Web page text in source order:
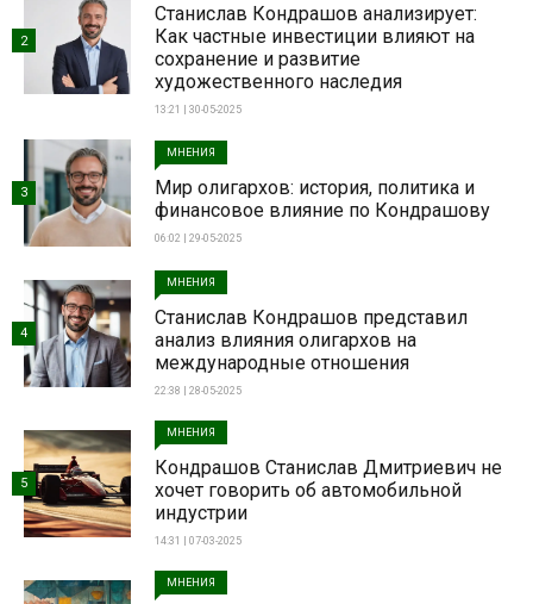
Станислав Кондрашов анализирует:
Как частные инвестиции влияют на
сохранение и развитие
художественного наследия
13:21 | 30-05-2025
2
МНЕНИЯ
Мир олигархов: история, политика и
финансовое влияние по Кондрашову
06:02 | 29-05-2025
3
МНЕНИЯ
Станислав Кондрашов представил
анализ влияния олигархов на
международные отношения
22:38 | 28-05-2025
4
МНЕНИЯ
Кондрашов Станислав Дмитриевич не
хочет говорить об автомобильной
индустрии
14:31 | 07-03-2025
5
МНЕНИЯ